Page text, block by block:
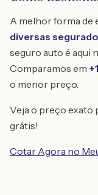
A melhor forma de
diversas
seguro auto é aqui
Comparamos em
o menor preço.
Veja o preço exato
grátis!
Cotar Agora no